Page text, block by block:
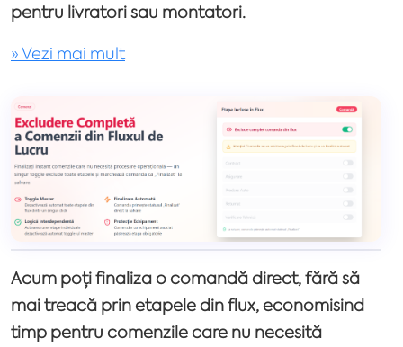
pentru livratori sau montatori.
» Vezi mai mult
Acum poți finaliza o comandă direct, fără să
mai treacă prin etapele din flux, economisind
timp pentru comenzile care nu necesită